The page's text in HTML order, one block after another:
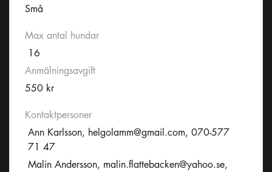
Små
Max antal hundar
16
Anmälningsavgift
550 kr
Kontaktpersoner
Ann Karlsson, helgolamm@gmail.com, 070-577
71 47
Malin Andersson, malin.flattebacken@yahoo.se,